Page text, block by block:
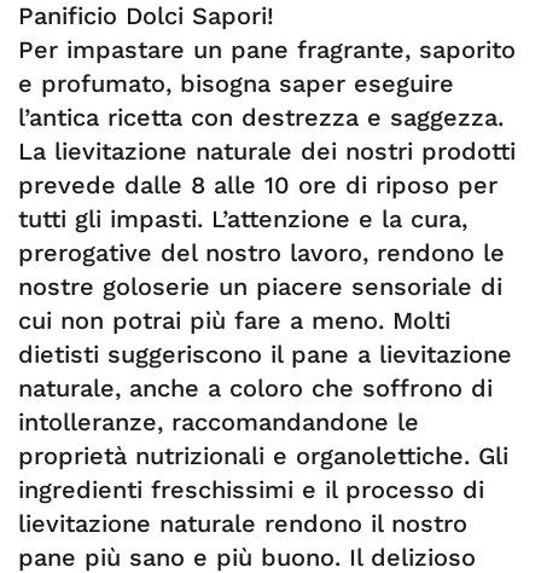
Panificio Dolci Sapori!
Per impastare un pane fragrante, saporito
e profumato, bisogna saper eseguire
l’antica ricetta con destrezza e saggezza.
La lievitazione naturale dei nostri prodotti
prevede dalle 8 alle 10 ore di riposo per
tutti gli impasti. L’attenzione e la cura,
prerogative del nostro lavoro, rendono le
nostre goloserie un piacere sensoriale di
cui non potrai più fare a meno. Molti
dietisti suggeriscono il pane a lievitazione
naturale, anche a coloro che soffrono di
intolleranze, raccomandandone le
proprietà nutrizionali e organolettiche. Gli
ingredienti freschissimi e il processo di
lievitazione naturale rendono il nostro
pane più sano e più buono. Il delizioso